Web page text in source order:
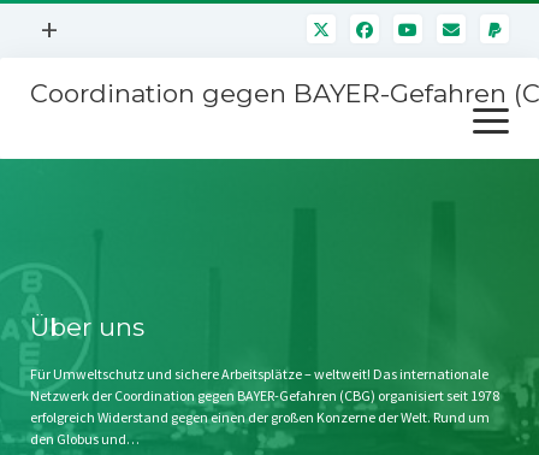
Menü
+
Mitmachen
Kontakt
Impressum
Störfälle
Coordination gegen BAYER-Gefahren
Menü
öffnen
Stichwort BAYER
Jahrestagung
SPENDEN
Über uns
Für Umweltschutz und sichere Arbeitsplätze – weltweit! Das internationale
Netzwerk der Coordination gegen BAYER-Gefahren (CBG) organisiert seit 1978
erfolgreich Widerstand gegen einen der großen Konzerne der Welt. Rund um
den Globus und…